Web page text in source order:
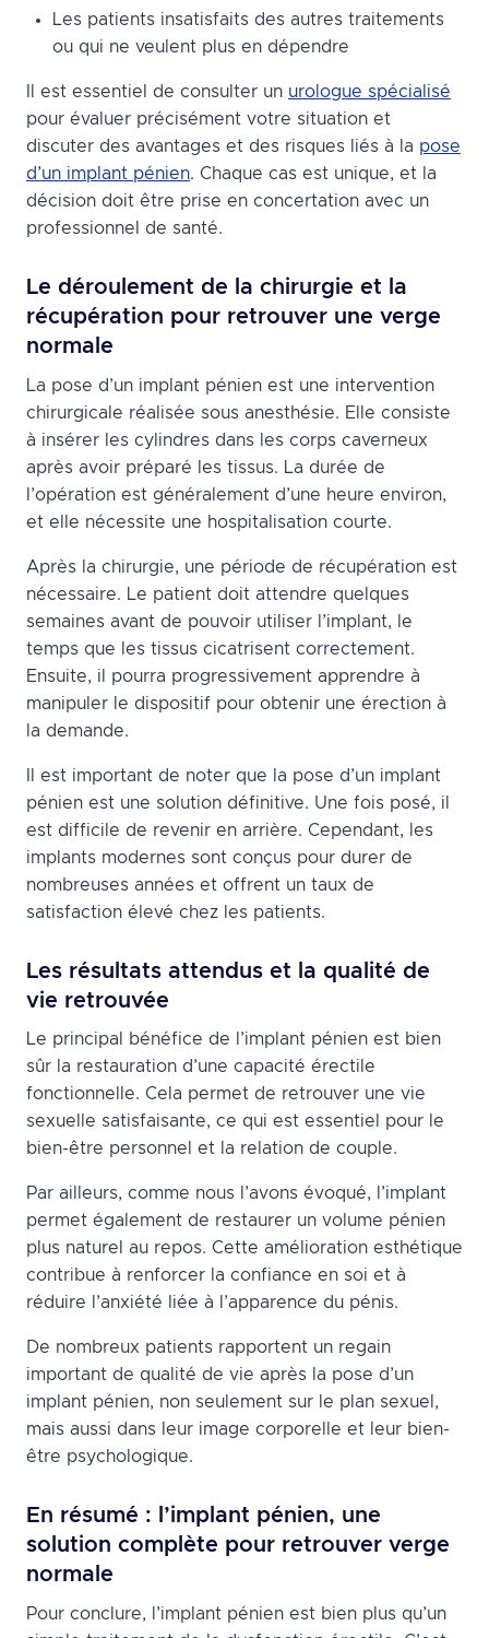
Les patients insatisfaits des autres traitements
ou qui ne veulent plus en dépendre
Il est essentiel de consulter un urologue spécialisé
pour évaluer précisément votre situation et
discuter des avantages et des risques liés à la pose
d’un implant pénien. Chaque cas est unique, et la
décision doit être prise en concertation avec un
professionnel de santé.
Le déroulement de la chirurgie et la
récupération pour retrouver une verge
normale
La pose d’un implant pénien est une intervention
chirurgicale réalisée sous anesthésie. Elle consiste
à insérer les cylindres dans les corps caverneux
après avoir préparé les tissus. La durée de
l’opération est généralement d’une heure environ,
et elle nécessite une hospitalisation courte.
Après la chirurgie, une période de récupération est
nécessaire. Le patient doit attendre quelques
semaines avant de pouvoir utiliser l’implant, le
temps que les tissus cicatrisent correctement.
Ensuite, il pourra progressivement apprendre à
manipuler le dispositif pour obtenir une érection à
la demande.
Il est important de noter que la pose d’un implant
pénien est une solution définitive. Une fois posé, il
est difficile de revenir en arrière. Cependant, les
implants modernes sont conçus pour durer de
nombreuses années et offrent un taux de
satisfaction élevé chez les patients.
Les résultats attendus et la qualité de
vie retrouvée
Le principal bénéfice de l’implant pénien est bien
sûr la restauration d’une capacité érectile
fonctionnelle. Cela permet de retrouver une vie
sexuelle satisfaisante, ce qui est essentiel pour le
bien-être personnel et la relation de couple.
Par ailleurs, comme nous l’avons évoqué, l’implant
permet également de restaurer un volume pénien
plus naturel au repos. Cette amélioration esthétique
contribue à renforcer la confiance en soi et à
réduire l’anxiété liée à l’apparence du pénis.
De nombreux patients rapportent un regain
important de qualité de vie après la pose d’un
implant pénien, non seulement sur le plan sexuel,
mais aussi dans leur image corporelle et leur bien-
être psychologique.
En résumé : l’implant pénien, une
solution complète pour retrouver verge
normale
Pour conclure, l’implant pénien est bien plus qu’un